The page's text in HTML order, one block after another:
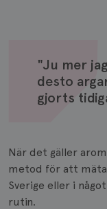
"Ju mer
desto
gjorts
När det gäller
metod för att
Sverige eller i
rutin.